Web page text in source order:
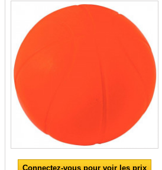
Connectez-vous pour voir les prix